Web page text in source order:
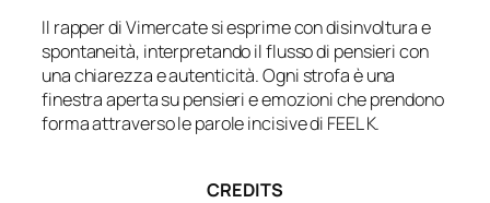
Il rapper di Vimercate si esprime con disinvoltura e
spontaneità, interpretando il flusso di pensieri con
una chiarezza e autenticità. Ogni strofa è una
finestra aperta su pensieri e emozioni che prendono
forma attraverso le parole incisive di FEEL K.
CREDITS